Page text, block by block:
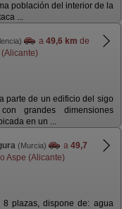
población del interior de la
...
a 49,6 km de
parte de un edificio del sigo
grandes dimensiones
en un ...
(Murcia) a 49,7
Aspe (Alicante)
plazas, dispone de: agua